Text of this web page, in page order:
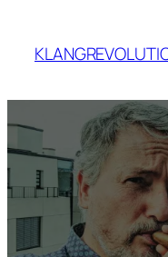
springen